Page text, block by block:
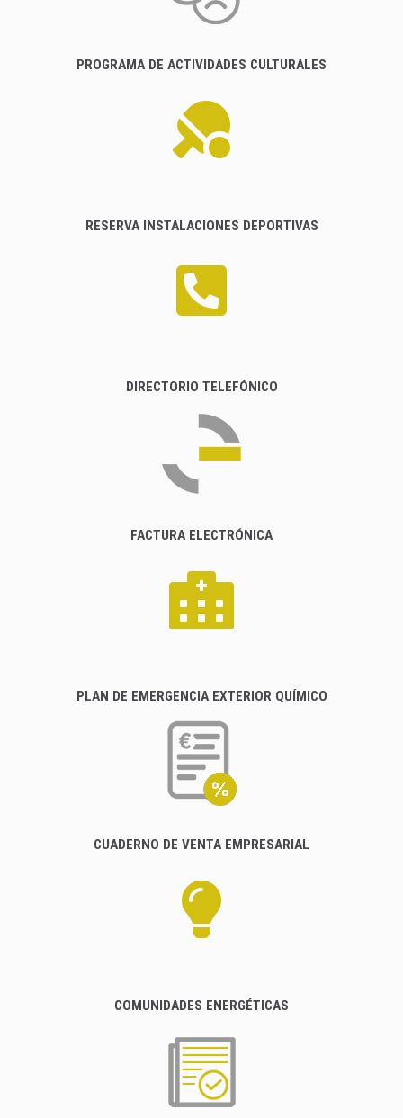
PROGRAMA DE ACTIVIDADES CULTURALES
RESERVA INSTALACIONES DEPORTIVAS
DIRECTORIO TELEFÓNICO
FACTURA ELECTRÓNICA
PLAN DE EMERGENCIA EXTERIOR QUÍMICO
CUADERNO DE VENTA EMPRESARIAL
COMUNIDADES ENERGÉTICAS